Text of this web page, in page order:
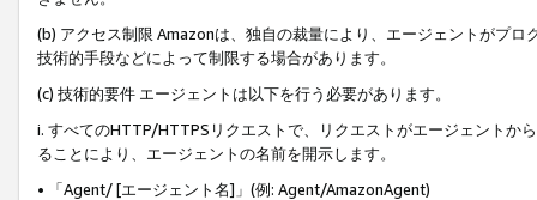
(b) アクセス制限 Amazonは、独自の裁量により、エージェントがプ
技術的手段などによって制限する場合があります。
(c) 技術的要件 エージェントは以下を行う必要があります。
i. すべてのHTTP/HTTPSリクエストで、リクエストがエージェントか
ることにより、エージェントの名前を開示します。
• 「Agent/ [エージェント名]」(例: Agent/AmazonAgent)